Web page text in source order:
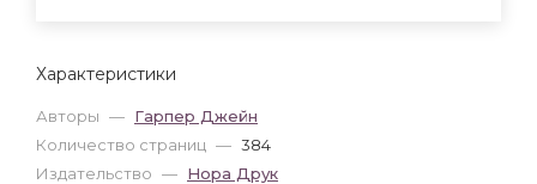
Характеристики
Авторы — Гарпер Джейн
Количество страниц — 384
Издательство — Нора Друк